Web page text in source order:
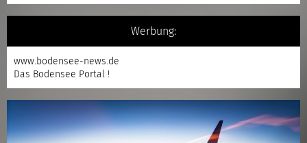
Werbung:
www.bodensee-news.de
Das Bodensee Portal !